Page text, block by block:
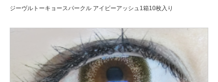
ジーヴルトーキョースパークル アイビーアッシュ1箱10枚入り